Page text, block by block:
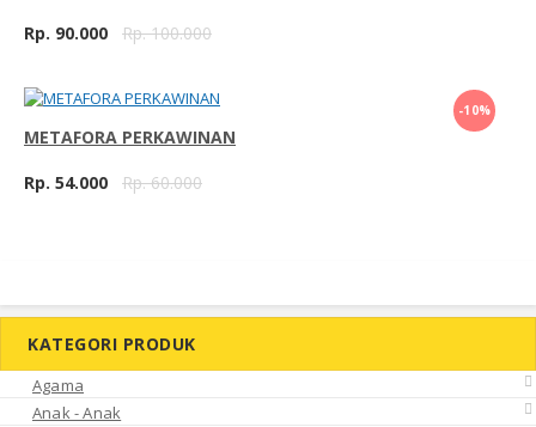
Rp. 90.000
Rp. 100.000
-10%
METAFORA PERKAWINAN
Rp. 54.000
Rp. 60.000
Beli Sekarang
KATEGORI PRODUK
Agama
Anak - Anak